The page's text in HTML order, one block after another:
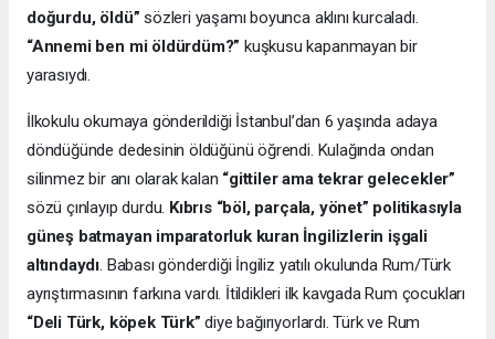
doğurdu, öldü” sözleri yaşamı boyunca aklını kurcaladı.
“Annemi ben mi öldürdüm?”kuşkusu kapanmayan bir
yarasıydı.
İlkokulu okumaya gönderildiği İstanbul’dan 6 yaşında adaya
döndüğünde dedesinin öldüğünü öğrendi. Kulağında ondan
silinmez bir anı olarak kalan “gittiler ama tekrar gelecekler”
sözü çınlayıp durdu. Kıbrıs “böl, parçala, yönet” politikasıyla
güneş batmayan imparatorluk kuran İngilizlerin işgali
altındaydı. Babası gönderdiği İngiliz yatılı okulunda Rum/Türk
ayrıştırmasının farkına vardı. İtildikleri ilk kavgada Rum çocukları
“Deli Türk, köpek Türk” diye bağırıyorlardı. Türk ve Rum